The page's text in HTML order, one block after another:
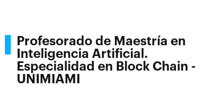
Profesorado de Maestría en
Inteligencia Artificial.
Especialidad en Block Chain -
UNIMIAMI